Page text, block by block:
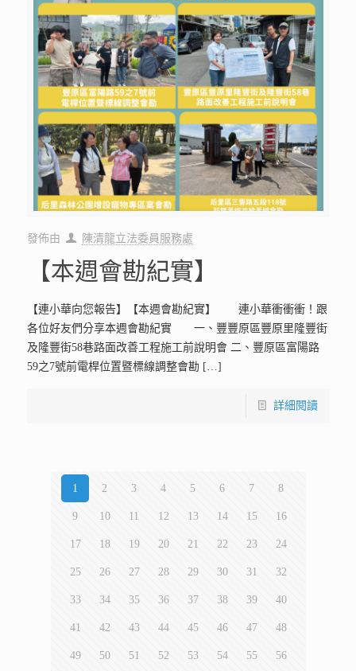
發佈由 陳清龍立法委員服務處
【本週會勘紀實】
【連小華向您報告】【本週會勘紀實】 連小華衝衝衝！跟
各位好友們分享本週會勘紀實 一、豐豐原區豐原里隆豐街
及隆豐街58巷路面改善工程施工前說明會 二、豐原區富陽路
59之7號前電桿位置暨標線調整會勘 […]
詳細閱讀
1 2 3 4 5 6 7 8
9 10 11 12 13 14 15 16
17 18 19 20 21 22 23 24
25 26 27 28 29 30 31 32
33 34 35 36 37 38 39 40
41 42 43 44 45 46 47 48
49 50 51 52 53 54 55 56